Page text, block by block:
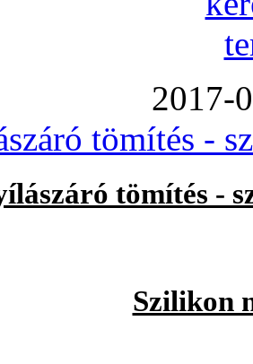
2017-
tömítés -
tömítés -
Szilikon